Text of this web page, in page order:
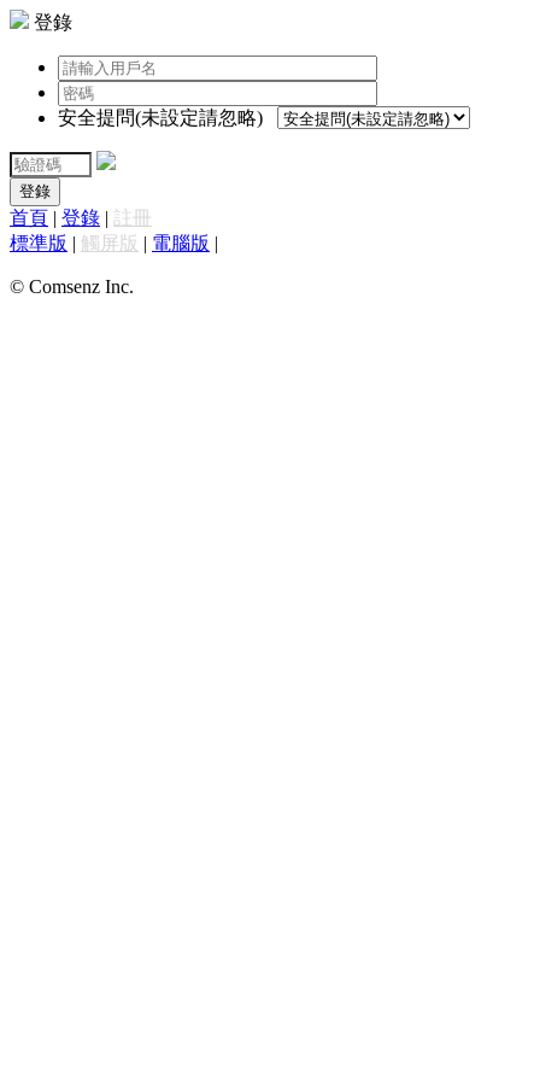
登錄
安全提問(未設定請忽略)
登錄
首頁 | 登錄 | 註冊
標準版 | 觸屏版 | 電腦版 |
© Comsenz Inc.